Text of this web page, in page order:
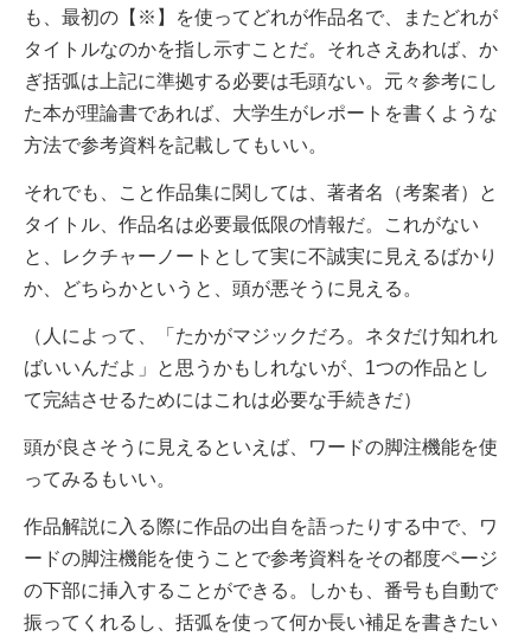
も、 最初の【※】を使ってどれが作品名で、またどれが
タイトルなのかを指し示すことだ。 それさえあれば、か
ぎ括弧は上記に準拠する必要は毛頭ない。 元々参考にし
た本が理論書であれば、大学生がレポートを書くような
方法で参考資料を記載してもいい。
それでも、こと作品集に関しては、著者名（考案者）と
タイトル、作品名は必要最低限の情報だ。
これがない
と、レクチャーノートとして実に不誠実に見えるばかり
か、どちらかというと、頭が悪そうに見える。
（人によって、「たかがマジックだろ。ネタだけ知れれ
ばいいんだよ」と思うかもしれないが、 1つの作品とし
て完結させるためにはこれは必要な手続きだ）
頭が良さそうに見えるといえば、ワードの脚注機能を使
ってみるもいい。
作品解説に入る際に作品の出自を語ったりする中で、
ワ
ードの脚注機能を使うことで参考資料をその都度ページ
の下部に挿入することができる。しかも、番号も自動で
振ってくれるし、括弧を使って何か長い補足を書きたい